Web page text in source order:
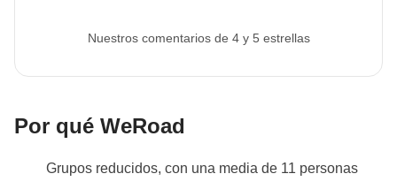
Nuestros comentarios de 4 y 5 estrellas
Por qué WeRoad
Grupos reducidos, con una media de 11 personas